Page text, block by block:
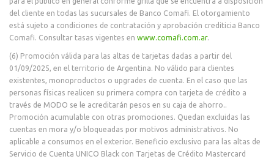
del cliente en todas las sucursales de Banco Comafi. El otorgamiento
está sujeto a condiciones de contratación y aprobación crediticia Banco
Comafi. Consultar tasas vigentes en www.comafi.com.ar.
(6) Promoción válida para las altas de tarjetas dadas a partir del
01/09/2025, en el territorio de Argentina. No válido para clientes
existentes, monoproductos o upgrades de cuenta. En el caso que las
personas físicas realicen su primera compra con tarjeta de crédito a
través de MODO se le acreditarán pesos en su caja de ahorro..
Promoción acumulable con otras promociones. Quedan excluidas las
cuentas en mora y/o bloqueadas por motivos administrativos. No
aplicable a consumos en el exterior. Beneficio exclusivo para las altas de
Servicio de Cuenta UNICO Black con Tarjetas de Crédito Mastercard